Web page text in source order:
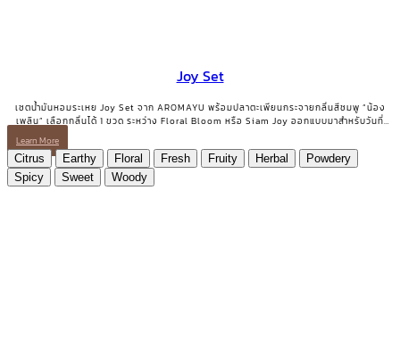
Joy Set
เซตน้ำมันหอมระเหย Joy Set จาก AROMAYU พร้อมปลาตะเพียนกระจายกลิ่นสีชมพู “น้อง
เพลิน” เลือกกลิ่นได้ 1 ขวด ระหว่าง Floral Bloom หรือ Siam Joy ออกแบบมาสำหรับวันที่
Learn More
Citrus
Earthy Floral Fresh Fruity Herbal
Powdery
Spicy
Sweet Woody